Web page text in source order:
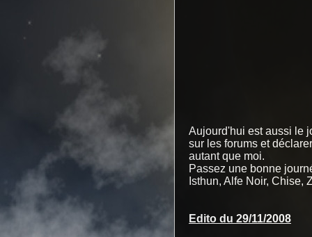
Aujourd'hui est aussi le
sur les forums et
autant que moi.
Passez une bonne
Isthun, Alfe Noir, Chise,
Edito du 29/11/2008